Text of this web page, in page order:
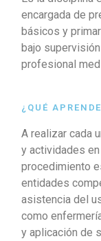
encargada de
básicos y
bajo
profesional
¿QUÉ
A realizar cada
y actividades
procedimiento
entidades
asistencia del
como
y aplicación de